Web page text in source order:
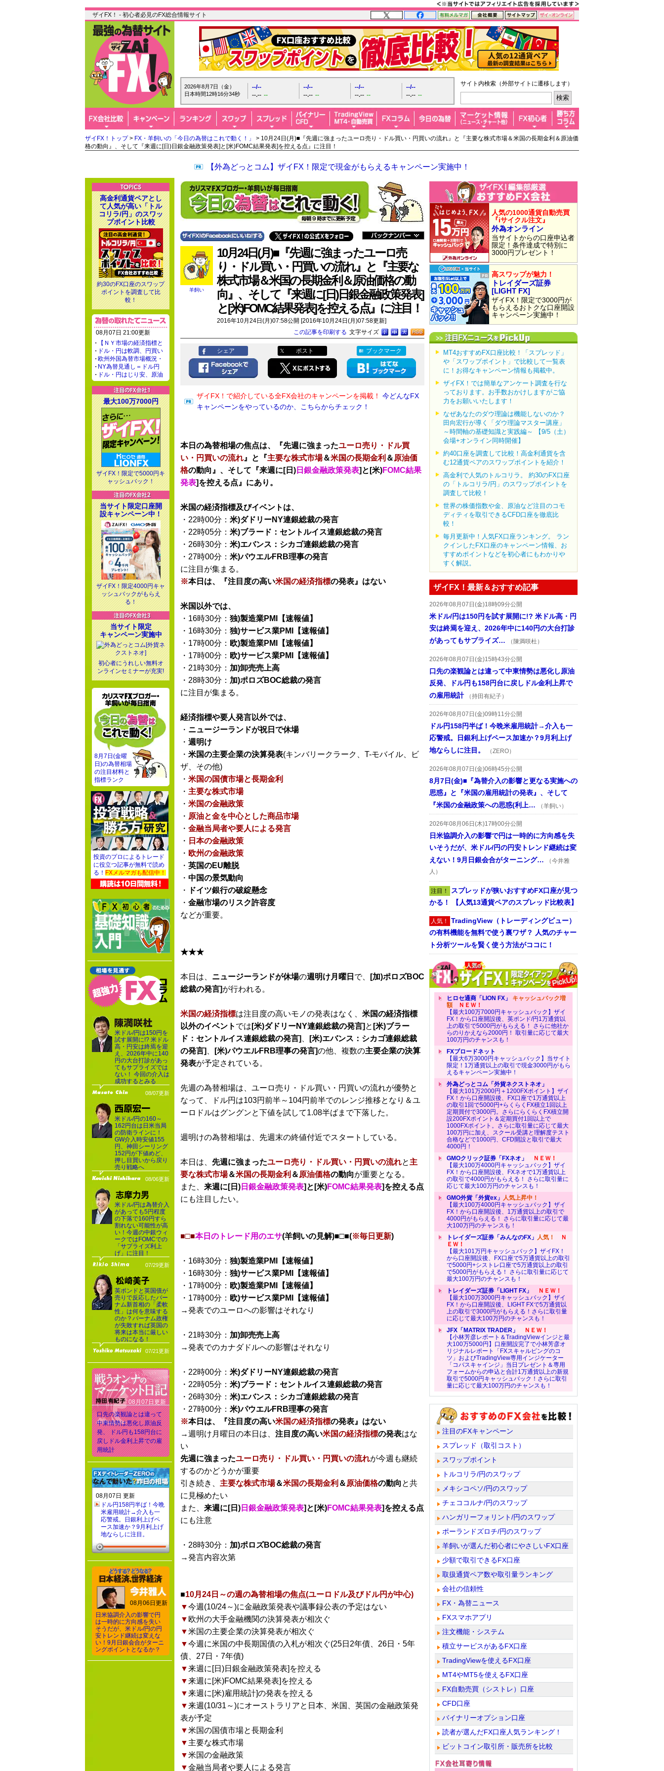
ザイFX！ - 初心者必見のFX総合情報サイト
2026年8月7日（金）
日本時間12時16分35秒
--/--
--.-- --
--/--
--.-- --
--/--
--.-- --
--/--
--.-- --
サイト内検索（外部サイトに遷移します）
ザイFX！トップ> FX・羊飼いの「今日の為替はこれで動く！」
> 10月24日(月)■『先週に強まったユーロ売り・ドル買い・円買いの流れ』と『主要な株式市場＆米国の長期金利＆原油価
格の動向』、そして『来週に[日)日銀金融政策発表]と[米)FOMC結果発表]を控える点』に注目！
【外為どっとコム】ザイFX！限定で現金がもらえるキャンペーン実施中！
羊飼い
10月24日(月)■『先週に強まったユーロ売
り・ドル買い・円買いの流れ』と『主要な
株式市場＆米国の長期金利＆原油価格の動
向』、そして『来週に[日)日銀金融政策発表]
と[米)FOMC結果発表]を控える点』に注目！
2016年10月24日(月)07:58公開 [2016年10月24日(月)07:58更新]
文字サイズ
この記事を印刷する
シェア ポスト ブックマーク
ザイFX！で紹介している全FX会社のキャンペーンを掲載！
今どんなFX
キャンペーンをやっているのか、こちらからチェック！
本日の為替相場の焦点は、『先週に強まったユーロ売り・ドル買
い・円買いの流れ 』と『主要な株式市場＆米国の長期金利 ＆ 原油価
格の動向』、そして『来週に[日) 日銀金融政策発表]と[米)FOMC結果
発表]を控える点』にあり。
米国の経済指標及びイベントは、
・22時00分： 米)ダドリーNY連銀総裁の発言
・22時05分： 米)ブラード：セントルイス連銀総裁の発言
・26時30分： 米)エバンス：シカゴ連銀総裁の発言
・27時00分： 米)パウエルFRB理事の発言
に注目が集まる。
※本日は、『注目度の高い米国の経済指標の発表』はない
米国以外では、
・16時30分： 独)製造業PMI【速報値】
・16時30分： 独)サービス業PMI【速報値】
・17時00分： 欧)製造業PMI【速報値】
・17時00分： 欧)サービス業PMI【速報値】
・21時30分： 加)卸売売上高
・28時30分： 加)ポロズBOC総裁の発言
に注目が集まる。
経済指標や要人発言以外では、
・ ニュージーランドが祝日で休場
・ 週明け
・ 米国の主要企業の決算発表(キンバリークラーク、T-モバイル、ビ
ザ、その他)
・ 米国の国債市場と長期金利
・ 主要な株式市場
・ 米国の金融政策
・ 原油と金を中心とした商品市場
・ 金融当局者や要人による発言
・ 日本の金融政策
・ 欧州の金融政策
・ 英国のEU離脱
・ 中国の景気動向
・
ドイツ銀行の破綻懸念
・ 金融市場のリスク許容度
などが重要。
★★★
本日は、 ニュージーランドが休場の週明け月曜日 で、
[加)ポロズBOC
総裁の発言]が行われる。
米国の経済指標は注目度の高いモノの発表はなく、 米国の経済指標
以外のイベント では [米)ダドリーNY連銀総裁の発言] と [米)ブラー
ド：セントルイス連銀総裁の発言]
[米)エバンス：シカゴ連銀総裁
の発言]
[米)パウエルFRB理事の発言]の他、複数の主要企業の決算
発表が予定されている。
先週の為替相場は、ユーロ売り・ドル買い・円買いの流れが優勢と
なって、ドル円は103円前半～104円前半でのレンジ推移となり＆ユ
ーロドルはグングンと下値を試して1.08半ばまで下落した。
週明けの為替相場は、先週末の終値付近でスタートしている。
本日は、 先週に強まったユーロ売り・ドル買い・円買いの流れと 主
要な株式市場＆米国の長期金利 ＆ 原油価格の動向が重要となる。
また、 来週に[日) 日銀金融政策発表]と[米)FOMC結果発表]を控える点
にも注目したい。
■□■本日のトレード用のエサ(羊飼いの見解)■□■(※毎日更新)
・16時30分： 独)製造業PMI【速報値】
・16時30分： 独)サービス業PMI【速報値】
・17時00分： 欧)製造業PMI【速報値】
・17時00分： 欧)サービス業PMI【速報値】
→発表でのユーロへの影響はそれなり
・21時30分： 加)卸売売上高
→発表でのカナダドルへの影響はそれなり
・22時00分： 米)ダドリーNY連銀総裁の発言
・22時05分： 米)ブラード：セントルイス連銀総裁の発言
・26時30分： 米)エバンス：シカゴ連銀総裁の発言
・27時00分： 米)パウエルFRB理事の発言
※本日は、『注目度の高い米国の経済指標の発表』はない
→週明け月曜日の本日は、 注目度の高い米国の経済指標の発表はな
い
先週に強まったユーロ売り・ドル買い・円買いの流れが今週も継続
するのかどうかが重要
引き続き、 主要な株式市場＆米国の長期金利 ＆ 原油価格の動向 と共
に見極めたい
また、 来週に[日) 日銀金融政策発表]と[米)FOMC結果発表]を控える点
にも注意
・28時30分： 加)ポロズBOC総裁の発言
→発言内容次第
■10月24日～の週の為替相場の焦点(ユーロドル及びドル円が中心)
▼今週(10/24～)に金融政策発表や議事録公表の予定はない
▼ 欧州の大手金融機関の決算発表が相次ぐ
▼米国の主要企業の決算発表が相次ぐ
▼今週に米国の中長期国債の入札が相次ぐ(25日2年債、26日・5年
債、27日・7年債)
▼来週に[日)日銀金融政策発表]を控える
▼来週に[米)FOMC結果発表]を控える
▼来週に[米)雇用統計]の発表を控える
▼来週(10/31～)にオーストラリアと日本、米国、英国の金融政策発
表が予定
▼米国の国債市場と長期金利
▼ 主要な株式市場
▼米国の金融政策
▼金融当局者や要人による発言
人気の1000通貨自動売買
『iサイクル注文』
外為オンライン
当サイトからの口座申込者
限定！条件達成で特別に
3000円プレゼント！
高スワップが魅力！
トレイダーズ証券
[LIGHT FX]
ザイFX！限定で3000円が
もらえるおトクな口座開設
キャンペーン実施中！
MT4おすすめFX口座比較！「スプレッド」
や「スワップポイント」で比較して一覧表
に！お得なキャンペーン情報も掲載中。
ザイFX！では簡単なアンケート調査を行な
っております。お手数おかけしますがご協
力をお願いいたします！
なぜあなたのダウ理論は機能しないのか？
田向宏行が導く「ダウ理論マスター講座」
～時間軸の基礎知識と実践編～ 【9/5（土）
会場+オンライン同時開催】
約40口座を調査して比較！高金利通貨を含
む12通貨ペアのスワップポイントを紹介！
高金利で人気のトルコリラ。 約30のFX口座
の「トルコリラ/円」のスワップポイントを
調査して比較！
世界の株価指数や金、原油など注目のコモ
ディティを取引できるCFD口座を徹底比
較！
毎月更新中！人気FX口座ランキング。 ラン
クインしたFX口座のキャンペーン情報、お
すすめポイントなどを初心者にもわかりや
すく解説。
ザイFX！最新＆おすすめ記事
2026年08月07日(金)18時09分公開
米ドル/円は150円を試す展開に!? 米ドル高・円
安は終焉を迎え、2026年中に140円の大台打診
があってもサプライズ…
（陳満咲杜）
2026年08月07日(金)15時43分公開
口先の楽観論とは違って中東情勢は悪化し原油
反発、ドル円も158円台に戻しドル金利上昇で
の雇用統計
（持田有紀子）
2026年08月07日(金)09時11分公開
ドル円158円半ば！今晩米雇用統計→介入も一
応警戒。日銀利上げペース加速か？9月利上げ
地ならしに注目。
（ZERO）
2026年08月07日(金)06時45分公開
8月7日(金)■『為替介入の影響と更なる実施への
思惑』と『米国の雇用統計の発表』、そして
『米国の金融政策への思惑(利上…
（羊飼い）
2026年08月06日(木)17時00分公開
日米協調介入の影響で円は一時的に方向感を失
いそうだが、米ドル/円の円安トレンド継続は変
えない！9月日銀会合がターニング…
（今井雅
人）
注目！ スプレッドが狭いおすすめFX口座が見つ
かる！ 【人気13通貨ペアのスプレッド比較表】
人気！ TradingView（トレーディングビュー）
の有料機能を無料で使う裏ワザ？ 人気のチャー
ト分析ツールを賢く使う方法がココに！
ヒロセ通商「LION FX」 キャッシュバック増
額ＮＥＷ！
【最大100万7000円キャッシュバック】ザイ
FX！から口座開設後、英ポンド/円1万通貨以
上の取引で5000円がもらえる！ さらに他社か
らのりかえなら2000円！ 取引量に応じて最大
100万円のチャンスも！
FXブロードネット
【最大6万3000円キャッシュバック】当サイト
限定！1万通貨以上の取引で現金3000円がもら
えるキャンペーン実施中！
外為どっとコム「外貨ネクストネオ」
【最大101万2000円＋1200FXポイント】ザイ
FX！から口座開設後、FX口座で1万通貨以上
の取引1回で5000円+らくらくFX積立1回以上
定期買付で3000円。さらにらくらくFX積立開
設200FXポイント＆定期買付1回以上で
1000FXポイント。さらに取引量に応じて最大
100万円に加え、スクール受講と理解度テスト
合格などで1000円、CFD開設と取引で最大
4000円！
GMOクリック証券「FXネオ」
ＮＥＷ！
【最大100万4000円キャッシュバック】ザイ
FX！から口座開設後、FXネオで1万通貨以上
の取引で4000円がもらえる！ さらに取引量に
応じて最大100万円のチャンスも！
GMO外貨「外貨ex」 人気上昇中！
【最大100万4000円キャッシュバック】ザイ
FX！から口座開設後、1万通貨以上の取引で
4000円がもらえる！ さらに取引量に応じて最
大100万円のチャンスも！
トレイダーズ証券「みんなのFX」 人気！
Ｎ
ＥＷ！
【最大101万円キャッシュバック】ザイFX！
から口座開設後、FX口座で5万通貨以上の取引
で5000円+シストレ口座で5万通貨以上の取引
で5000円がもらえる！ さらに取引量に応じて
最大100万円のチャンスも！
トレイダーズ証券「LIGHT FX」
ＮＥＷ！
【最大100万3000円キャッシュバック】ザイ
FX！から口座開設後、LIGHT FXで5万通貨以
上の取引で3000円がもらえる！さらに取引量
に応じて最大100万円のチャンスも！
JFX「MATRIX TRADER」
ＮＥＷ！
【小林芳彦レポート＆TradingViewインジと最
大100万5000円】口座開設完了で小林芳彦オ
リジナルレポート「FXスキャルピングのコ
ツ」およびTradingView専用インジケーター
「コバスキャインジ」当日プレゼント＆専用
フォームからの申込と合計1万通貨以上の新規
取引で5000円キャッシュバック！さらに取引
量に応じて最大100万円のチャンスも！
注目のFXキャンペーン
スプレッド（取引コスト）
スワップポイント
トルコリラ/円のスワップ
メキシコペソ/円のスワップ
チェココルナ/円のスワップ
ハンガリーフォリント/円のスワップ
ポーランドズロチ/円のスワップ
羊飼いが選んだ初心者にやさしいFX口座
少額で取引できるFX口座
取扱通貨ペア数や取引量ランキング
会社の信頼性
FX・為替ニュース
FXスマホアプリ
注文機能・システム
積立サービスがあるFX口座
TradingViewを使えるFX口座
MT4やMT5を使えるFX口座
FX自動売買（シストレ）口座
CFD口座
バイナリーオプション口座
読者が選んだFX口座人気ランキング！
ビットコイン取引所・販売所を比較
高金利通貨ペアとし
て人気が高い「トル
コリラ/円」のスワッ
プポイント比較
約30のFX口座のスワップ
ポイントを調査して比
較！
08月07日 21:00更新
【ＮＹ市場の経済指標と
ドル・円は軟調、円買い
欧州外国為替市場概況・
NY為替見通し＝ドル円
ドル・円はじり安、原油
最大100万7000円
ザイFX！限定で5000円キ
ャッシュバック！
当サイト限定口座開
設キャンペーン中！
ザイFX！限定4000円キャ
ッシュバックがもらえ
る！
当サイト限定
キャンペーン実施中
初心者にうれしい無料オ
ンラインセミナーが充実!
8月7日(金曜
日)の為替相場
の注目材料と
指標ランク
投資のプロによるトレード
に役立つ記事が無料で読め
る！ FXメルマガも配信中！
米ドル/円は150円を
試す展開に!? 米ドル
高・円安は終焉を迎
え、2026年中に140
円の大台打診があっ
てもサプライズでは
ない！ 今回の介入は
成功するとみる
08/07更新
米ドル/円の160～
162円台は日米当局
の防衛ラインに！
GW介入時安値155
円、神田シーリング
152円が下値めど、
押し目買いから戻り
売り戦略へ
08/06更新
米ドル/円は為替介入
があっても5円程度
の下落で160円すら
割れない可能性が高
い！今週の中銀ウィ
ークではFOMCでの
「サプライズ利上
げ」に注目！
07/29更新
英ポンドと英国債が
売りで反応したバー
ナム新首相の「柔軟
性」は何を意味する
のか？バーナム政権
が失敗すれば英国の
将来は本当に厳しい
ものになる！
07/21更新
08月07日更新
口先の楽観論とは違って
中東情勢は悪化し原油反
発、 ドル円も158円台に
戻しドル金利上昇での雇
用統計
08月07日 更新
ドル円158円半ば！今晩
米雇用統計→介入も一
応警戒。日銀利上げペ
ース加速か？9月利上げ
地ならしに注目。
08月06日更新
日米協調介入の影響で円
は一時的に方向感を失い
そうだが、米ドル/円の円
安トレンド継続は変えな
い！9月日銀会合がターニ
ングポイントとなるか？